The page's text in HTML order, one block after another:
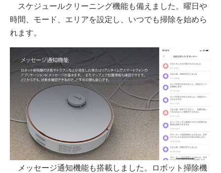
スケジュールクリーニング機能も備えました。曜日や
時間、モード、エリアを設定し、いつでも掃除を始めら
れます。
メッセージ通知機能も搭載しました。ロボット掃除機